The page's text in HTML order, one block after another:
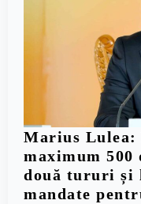
Marius Lulea:
maximum
două tururi și
mandate